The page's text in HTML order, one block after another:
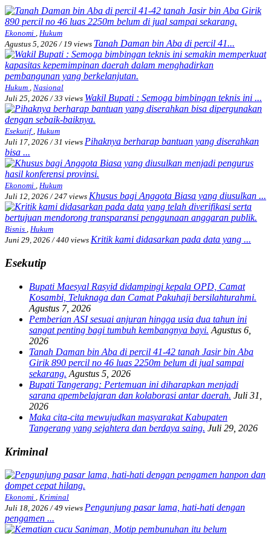
Ekonomi , Hukum
Agustus 5, 2026 / 19 views Tanah Daman bin Aba di percil 41...
Hukum , Nasional
Juli 25, 2026 / 33 views Wakil Bupati : Semoga bimbingan teknis ini ...
Esekutif , Hukum
Juli 17, 2026 / 31 views Pihaknya berharap bantuan yang diserahkan
bisa ...
Ekonomi , Hukum
Juli 12, 2026 / 247 views Khusus bagi Anggota Biasa yang diusulkan ...
Bisnis , Hukum
Juni 29, 2026 / 440 views Kritik kami didasarkan pada data yang ...
Esekutip
Bupati Maesyal Rasyid didampingi kepala OPD, Camat
Kosambi, Teluknaga dan Camat Pakuhaji bersilahturahmi.
Agustus 7, 2026
Pemberian ASI sesuai anjuran hingga usia dua tahun ini
sangat penting bagi tumbuh kembangnya bayi. Agustus 6,
2026
Tanah Daman bin Aba di percil 41-42 tanah Jasir bin Aba
Girik 890 percil no 46 luas 2250m belum di jual sampai
sekarang. Agustus 5, 2026
Bupati Tangerang: Pertemuan ini diharapkan menjadi
sarana qpembelajaran dan kolaborasi antar daerah. Juli 31,
2026
Maka cita-cita mewujudkan masyarakat Kabupaten
Tangerang yang sejahtera dan berdaya saing. Juli 29, 2026
Kriminal
Ekonomi , Kriminal
Juli 18, 2026 / 49 views Pengunjung pasar lama, hati-hati dengan
pengamen ...